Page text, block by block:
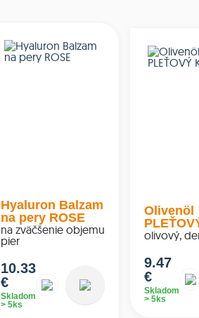
Hyaluron Balzam
na pery ROSE
na zväčšenie objemu
pier
10.33
€
Skladom
> 5ks
Olivenöl
olivový,
9.47
€
Skladom
> 5ks